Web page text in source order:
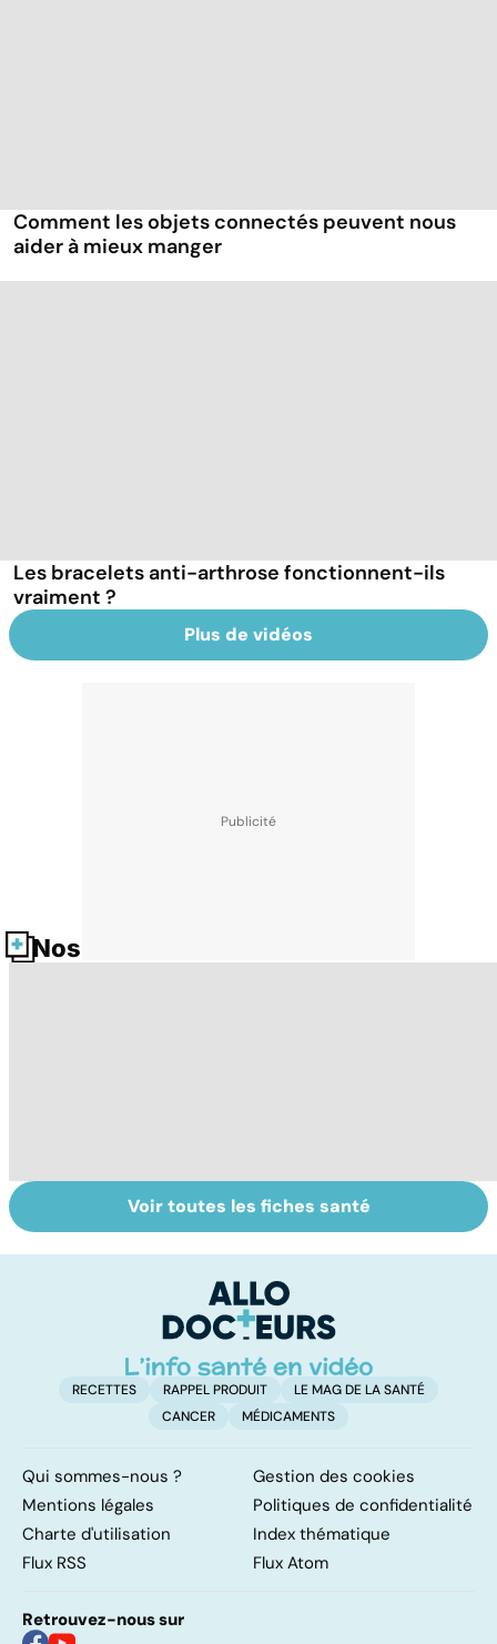
Comment les objets connectés peuvent nous
aider à mieux manger
Les bracelets anti-arthrose fonctionnent-ils
vraiment ?
Plus de vidéos
Nos fiches santé
Narcolepsie : des
crises de
Maladie de
Huntington : une
neurologique
incurable
Voir toutes les fiches santé
RECETTES RAPPEL PRODUIT
LE MAG DE LA SANTÉ
CANCER
MÉDICAMENTS
Qui sommes-nous ?
Gestion des cookies
Mentions légales
Politiques de confidentialité
Charte d'utilisation
Index thématique
Flux RSS
Flux Atom
Retrouvez-nous sur